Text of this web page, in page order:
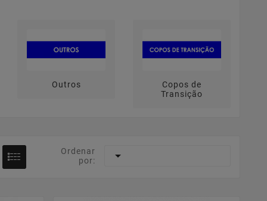
Outros
Copos de
Transição
Ordenar
por:
